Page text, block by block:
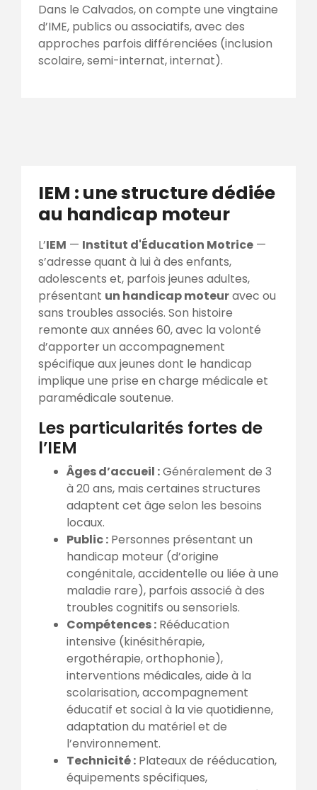
Dans le Calvados, on compte une vingtaine
d’IME, publics ou associatifs, avec des
approches parfois différenciées (inclusion
scolaire, semi-internat, internat).
IEM : une structure dédiée
au handicap moteur
L’IEM — Institut d'Éducation Motrice —
s’adresse quant à lui à des enfants,
adolescents et, parfois jeunes adultes,
présentant un handicap moteuravec ou
sans troubles associés. Son histoire
remonte aux années 60, avec la volonté
d’apporter un accompagnement
spécifique aux jeunes dont le handicap
implique une prise en charge médicale et
paramédicale soutenue.
Les particularités fortes de
l’IEM
Âges d’accueil :Généralement de 3
à 20 ans, mais certaines structures
adaptent cet âge selon les besoins
locaux.
Public : Personnes présentant un
handicap moteur (d’origine
congénitale, accidentelle ou liée à une
maladie rare), parfois associé à des
troubles cognitifs ou sensoriels.
Compétences : Rééducation
intensive (kinésithérapie,
ergothérapie, orthophonie),
interventions médicales, aide à la
scolarisation, accompagnement
éducatif et social à la vie quotidienne,
adaptation du matériel et de
l’environnement.
Technicité : Plateaux de rééducation,
équipements spécifiques,